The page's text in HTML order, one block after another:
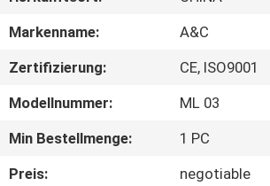
UNS
FABRIK-
AUSFLUG
QUALITÄTSKONTROLLE
Markenname:
A&C
Zertifizierung:
CE, ISO9001
Modellnummer:
ML 03
Min Bestellmenge:
1 PC
Preis:
negotiable